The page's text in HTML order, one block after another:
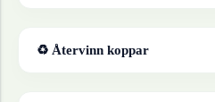
♻ Återvinn koppar